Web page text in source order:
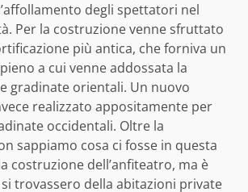
degli spettatori nel
Per la costruzione venne sfruttato
più antica, che forniva un
a cui venne addossata la
gradinate orientali. Un nuovo
realizzato appositamente per
occidentali. Oltre la
sappiamo cosa ci fosse in questa
costruzione dell’anfiteatro, ma è
trovassero della abitazioni private